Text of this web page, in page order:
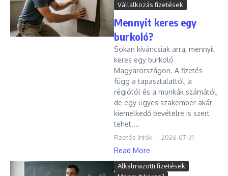
Vállalkozás fizetések
Mennyit keres egy
burkoló?
Sokan kíváncsiak arra, mennyit
keres egy burkoló
Magyarországon. A fizetés
függ a tapasztalattól, a
régiótól és a munkák számától,
de egy ügyes szakember akár
kiemelkedő bevételre is szert
tehet....
Fizetés Infók 2026-07-31
Read More
Alkalmazotti fizetések